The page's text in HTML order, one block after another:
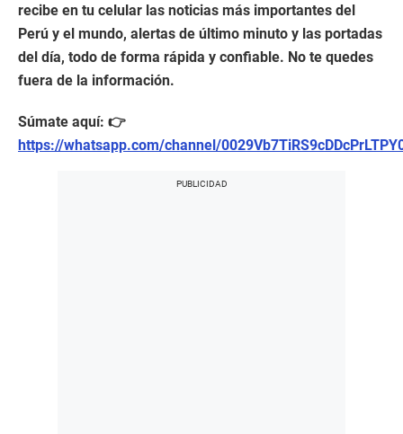
recibe en tu celular las noticias más importantes del
Perú y el mundo, alertas de último minuto y las portadas
del día, todo de forma rápida y confiable. No te quedes
fuera de la información.
Súmate aquí: 👉
https://whatsapp.com/channel/